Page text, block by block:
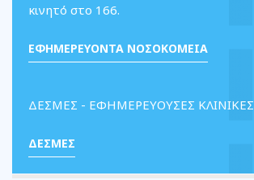
κινητό στο 166.
ΕΦΗΜΕΡΕΥΟΝΤΑ ΝΟΣΟΚΟΜΕΙΑ
ΔΕΣΜΕΣ - ΕΦΗΜΕΡΕΥΟΥΣΕΣ ΚΛΙΝΙΚΕΣ
ΔΕΣΜΕΣ